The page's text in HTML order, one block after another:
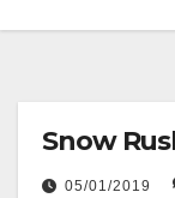
Snow
05/01/2019